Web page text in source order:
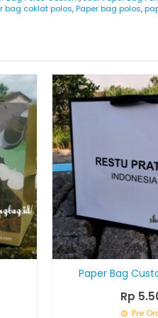
bag coklat polos,Paper bag polos,
Paper Bag
Rp
Pre